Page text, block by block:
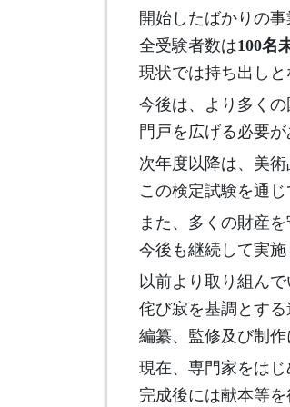
開始したばかりの事
全受験者数は100名
現状では持ち出しと
今後は、より多くの
門戸を広げる必要が
次年度以降は、美
この検定試験を通
また、多くの財産
今後も継続して実施
以前より取り組ん
侘び寂を基調とす
編纂、監修及び制
現在、専門家をは
完成後には献本等を